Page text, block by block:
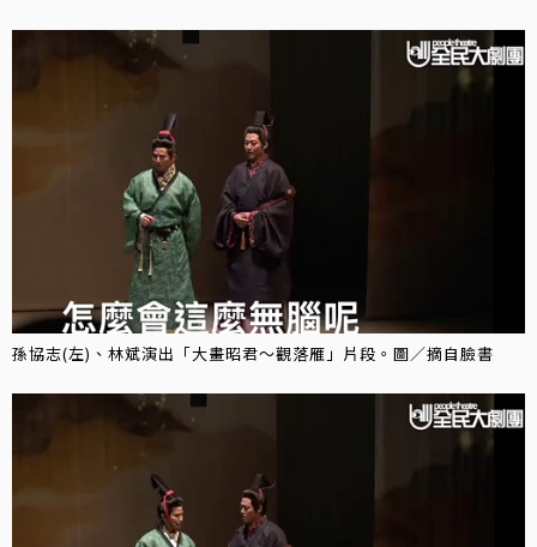
孫協志(左)、林斌演出「大畫昭君～觀落雁」片段。圖／摘自臉書